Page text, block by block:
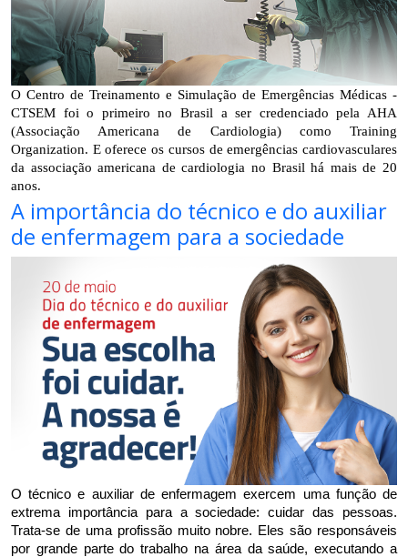
O Centro de Treinamento e Simulação de Emergências Médicas -
CTSEM foi o primeiro no Brasil a ser credenciado pela AHA
(Associação Americana de Cardiologia) como Training
Organization. E oferece os cursos de emergências cardiovasculares
da associação americana de cardiologia no Brasil há mais de 20
anos.
A importância do técnico e do auxiliar
de enfermagem para a sociedade
O técnico e auxiliar de enfermagem exercem uma função de
extrema importância para a sociedade: cuidar das pessoas.
Trata-se de uma profissão muito nobre. Eles são responsáveis
por grande parte do trabalho na área da saúde, executando a